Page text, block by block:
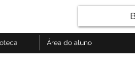
Área do aluno